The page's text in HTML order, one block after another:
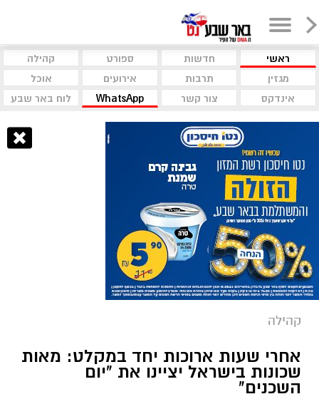
ראשי חדשות ספורט
קהילה
מגזין
תרבות אירועים
אוכל
אינדקס
צור קשר WhatsApp לוח באר שבע
קהילה
אחרי שעות ארוכות יחד במקלט: מאות
שכונות בישראל יציינו את "יום
השכנים"